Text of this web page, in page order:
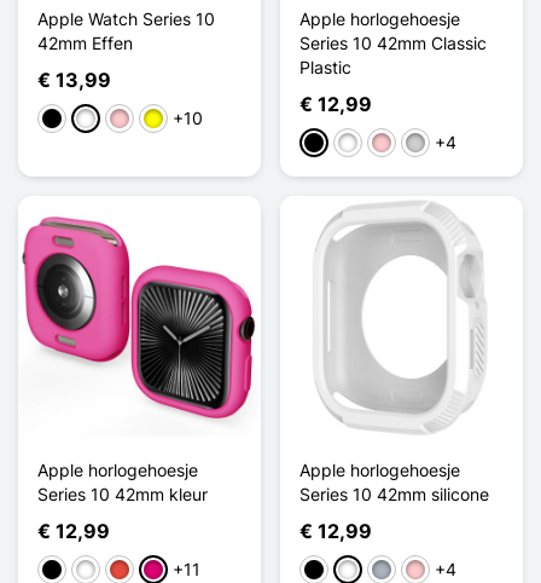
Apple Watch Series 10
42mm Effen
€ 13,99
ZwartWit RozeGeel+10
Apple horlogehoesje
Series 10 42mm Classic
Plastic
€ 12,99
ZwartWit RozeZilver+4
Apple horlogehoesje
Series 10 42mm kleur
€ 12,99
ZwartWit RoodMagenta
+11
Apple horlogehoesje
Series 10 42mm silicone
€ 12,99
ZwartWit GrijsRoze+4